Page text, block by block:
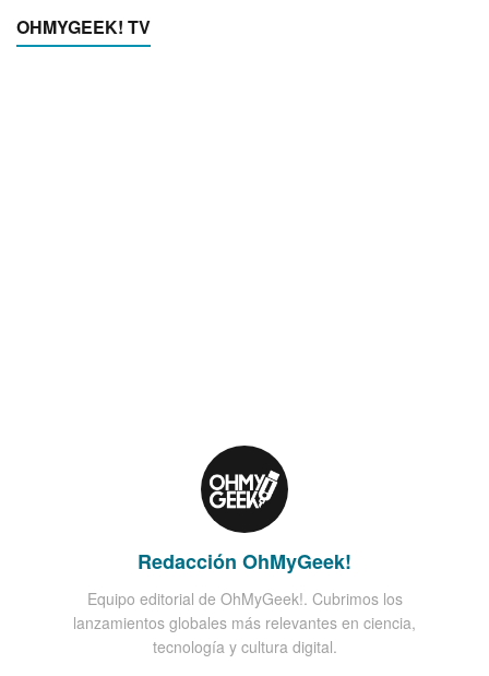
OHMYGEEK! TV
Redacción OhMyGeek!
Equipo editorial de OhMyGeek!. Cubrimos los
lanzamientos globales más relevantes en ciencia,
tecnología y cultura digital.